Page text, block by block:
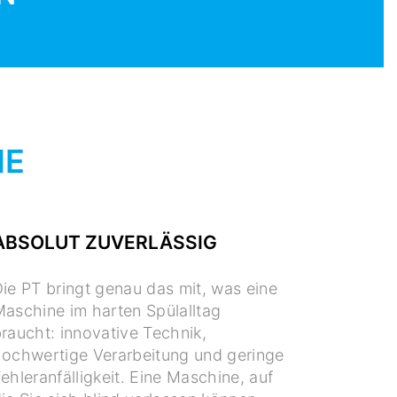
ZUVERLÄSSIG
PT bringt genau das mit, was eine
im harten Spülalltag
innovative Technik,
Verarbeitung und geringe
Eine Maschine, auf